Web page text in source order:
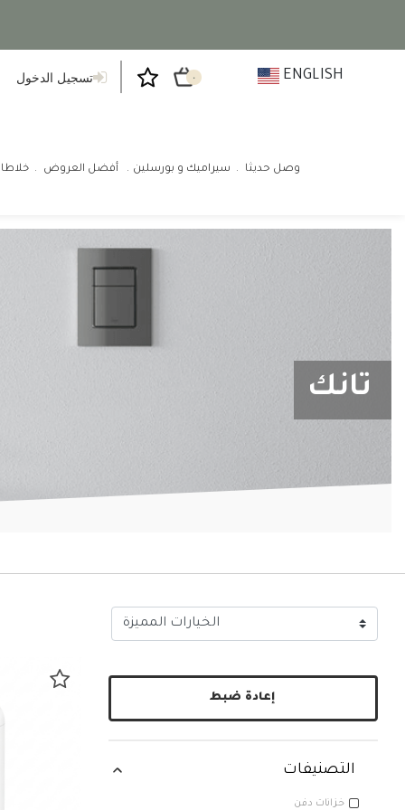
تسجيل الدخول ٠ ENGLISH
وصل حديثا سيراميك و بورسلين أفضل العروض
تانك
إعادة ضبط
التصنيفات
خزانات دفن